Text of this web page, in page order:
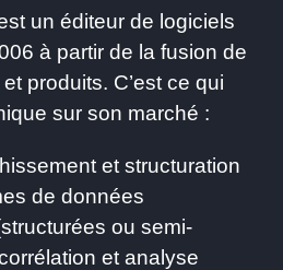
un éditeur de logiciels
à partir de la fusion de
produits. C’est ce qui
sur son marché :
et structuration
de données
ou semi-
et analyse